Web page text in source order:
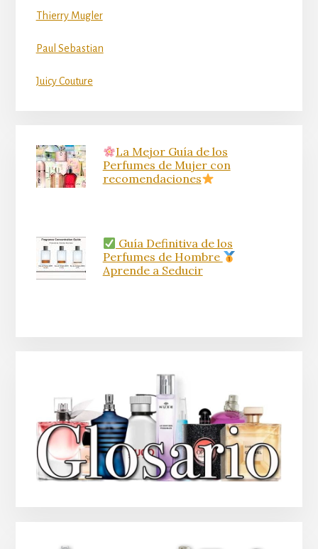
Thierry Mugler
Paul Sebastian
Juicy Couture
La Mejor Guía de los
Perfumes de Mujer con
recomendaciones
Guía Definitiva de los
Perfumes de Hombre
Aprende a Seducir